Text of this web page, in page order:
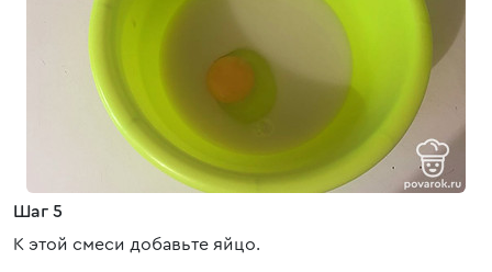
Шаг 5
К этой смеси добавьте яйцо.